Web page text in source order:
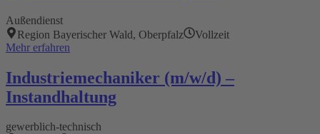
Außendienst
Region Bayerischer Wald, Oberpfalz
Vollzeit
Mehr erfahren
Industriemechaniker (m/w/d) –
Instandhaltung
gewerblich-technisch